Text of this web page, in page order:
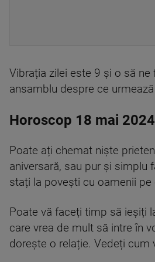
Vibrația zilei este 9 și o să ne
ansamblu despre ce
Horoscop 18 mai
Poate ați chemat niște
aniversară, sau pur și simplu
stați la povești cu oamenii pe
Poate vă faceți timp să ieșiți
care vrea de mult să intre în
dorește o relație. Vedeți cum